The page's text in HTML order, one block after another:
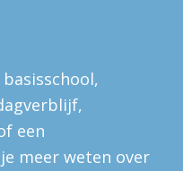
een
meer weten over